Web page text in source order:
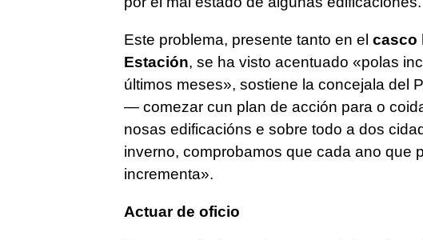
Este problema, presente tanto en el casco
Estación, se ha visto acentuado «polas
últimos meses», sostiene la concejala del
— comezar cun plan de acción para o
nosas edificacións e sobre todo a dos
inverno, comprobamos que cada ano que
incrementa».
Actuar de oficio